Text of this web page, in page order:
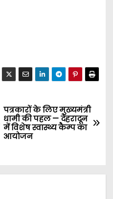
पत्रकारों के लिए मुख्यमंत्री
धामी की पहल — देहरादून
में विशेष स्वास्थ्य कैम्प का
आयोजन